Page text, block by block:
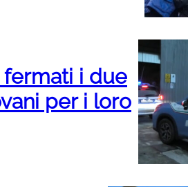
fermati i due
per i loro